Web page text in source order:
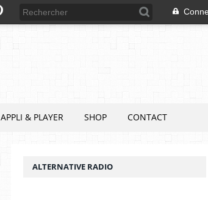
APPLI & PLAYER SHOP CONTACT
ALTERNATIVE RADIO